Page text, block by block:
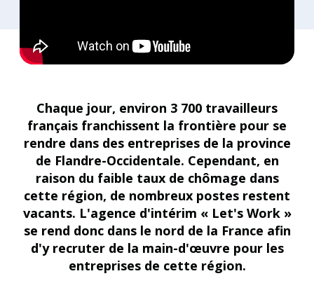
Chaque jour, environ 3 700 travailleurs
français franchissent la frontière pour se
rendre dans des entreprises de la province
de Flandre-Occidentale. Cependant, en
raison du faible taux de chômage dans
cette région, de nombreux postes restent
vacants. L'agence d'intérim « Let's Work »
se rend donc dans le nord de la France afin
d'y recruter de la main-d'œuvre pour les
entreprises de cette région.